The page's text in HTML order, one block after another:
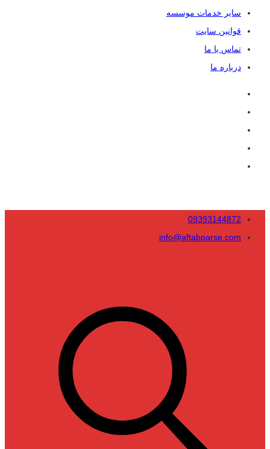
سایر خدمات موسسه
قوانین سایت
تماس با ما
درباره ما
09393144872
info@aftabparse.com